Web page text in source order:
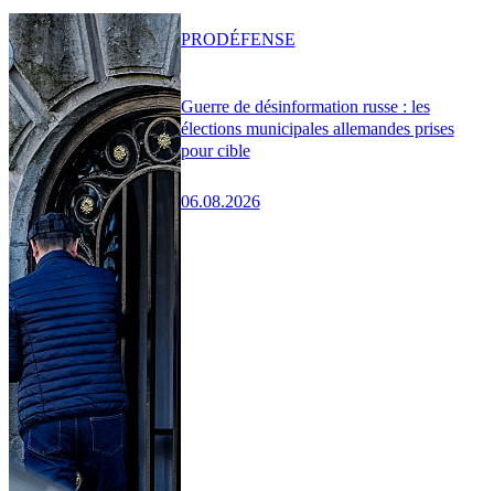
Guerre de désinformation russe : les
élections municipales allemandes prises
pour cible
06.08.2026
PRODÉFENSE